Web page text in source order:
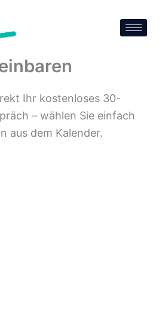
Ihr kostenloses 30-
– wählen Sie einfach
aus dem Kalender.